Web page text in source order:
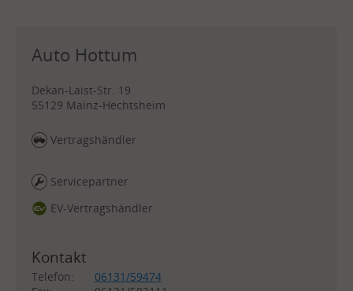
Auto Hottum
Dekan-Laist-Str. 19
55129 Mainz-Hechtsheim
Vertragshändler
Servicepartner
EV-Vertragshändler
Kontakt
Telefon:
06131/59474